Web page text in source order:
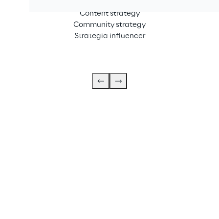
Content strategy
Community strategy
Strategia influencer